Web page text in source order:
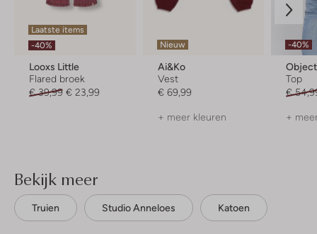
Laatste items
-40%
Looxs Little
Flared broek
€ 39,99 € 23,99
Nieuw
Ai&ko
Vest
€ 69,99
+ meer kleuren
-40%
Object
Top
€
+
Bekijk meer
Truien Studio Anneloes Katoen